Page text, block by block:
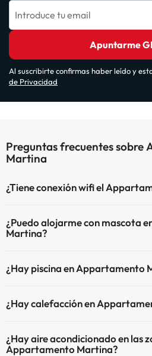
Introduce tu email
Apuntarme
Al suscribirte confirmas haber leído y
de Privacidad
Preguntas frecuentes sobre
Martina
¿Tiene conexión wifi el
¿Puedo alojarme con mascota
Martina?
¿Hay piscina en Appartamento
pago) Aquí tienes más info sobre la
¿Hay calefacción en
¿Hay aire acondicionado en las
Appartamento Martina?